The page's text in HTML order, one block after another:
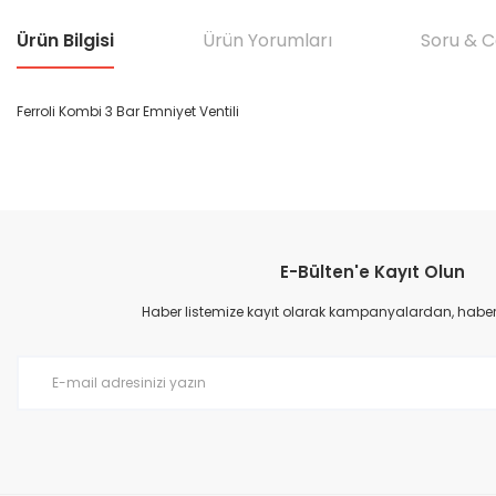
Ürün Bilgisi Ürün Yorumları Soru &
Ferroli Kombi 3 Bar Emniyet Ventili
Ürün resmi kalitesiz, bozuk veya görüntülenemiyor.
Ürün açıklamasında eksik bilgiler bulunuyor.
E-Bülten'e Kayıt Olun
Haber listemize kayıt olarak kampanyalardan,